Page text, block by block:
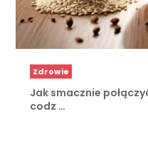
Zdrowie
Jak smacznie
codz …